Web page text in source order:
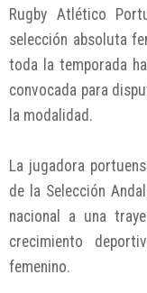
Rugby Atlético
selección absoluta
toda la temporada
convocada para
la modalidad.
La jugadora
de la Selección
nacional a una
crecimiento
femenino.